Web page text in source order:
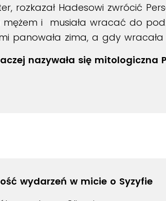
rozkazał Hadesowi zwrócić
mężem i musiała wracać do
panowała zima, a gdy
nazywała się mitologiczna
wydarzeń w micie o Syzyfie